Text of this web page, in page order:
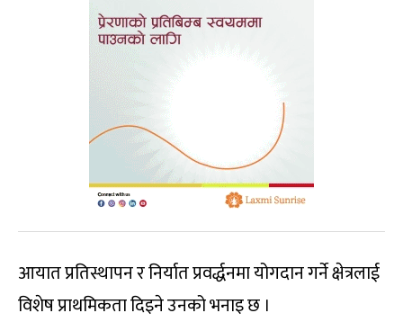
आयात प्रतिस्थापन र निर्यात प्रवर्द्धनमा योगदान गर्ने क्षेत्रलाई
विशेष प्राथमिकता दिइने उनको भनाइ छ ।